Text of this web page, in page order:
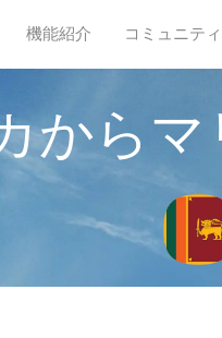
機能紹介 コミュニティ
から